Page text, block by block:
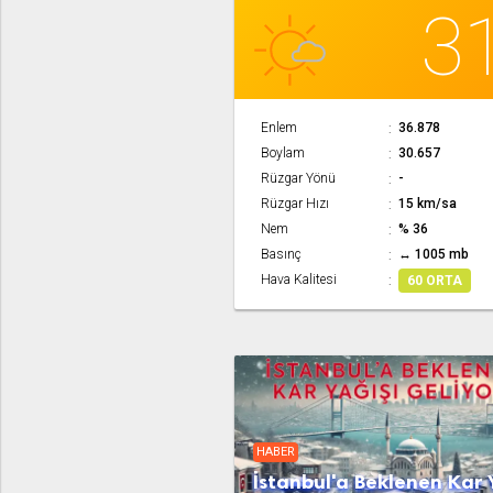
Enlem
36.878
Boylam
30.657
Rüzgar Yönü
-
Rüzgar Hızı
15 km/sa
Nem
% 36
Basınç
↔ 1005 mb
Hava Kalitesi
60 ORTA
HABER
İstanbul'a Beklenen Kar